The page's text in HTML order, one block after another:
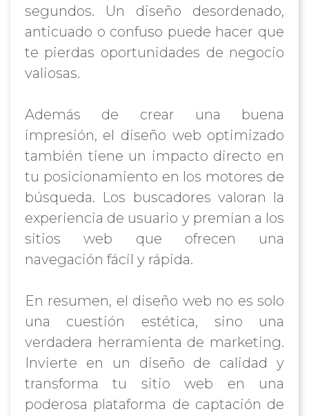
segundos. Un diseño desordenado,
anticuado o confuso puede hacer que
te pierdas oportunidades de negocio
valiosas.
Además de crear una buena
impresión, el diseño web optimizado
también tiene un impacto directo en
tu posicionamiento en los motores de
búsqueda. Los buscadores valoran la
experiencia de usuario y premian a los
sitios web que ofrecen una
navegación fácil y rápida.
En resumen, el diseño web no es solo
una cuestión estética, sino una
verdadera herramienta de marketing.
Invierte en un diseño de calidad y
transforma tu sitio web en una
poderosa plataforma de captación de